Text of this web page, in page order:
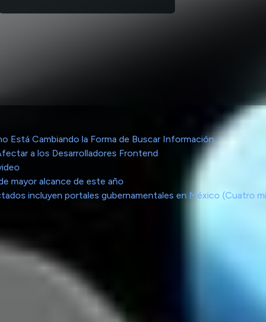
Está Cambiando la Forma de Buscar Información
a los Desarrolladores Frontend
mayor alcance de este año
incluyen portales gubernamentales en México (Cuatro